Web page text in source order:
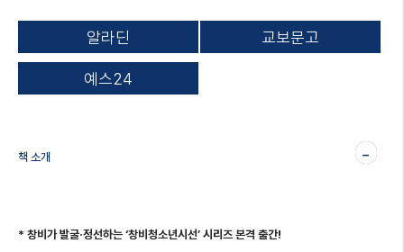
알라딘 교보문고
예스24
-
책 소개
* 창비가 발굴·정선하는 ‘창비청소년시선’ 시리즈 본격 출간!